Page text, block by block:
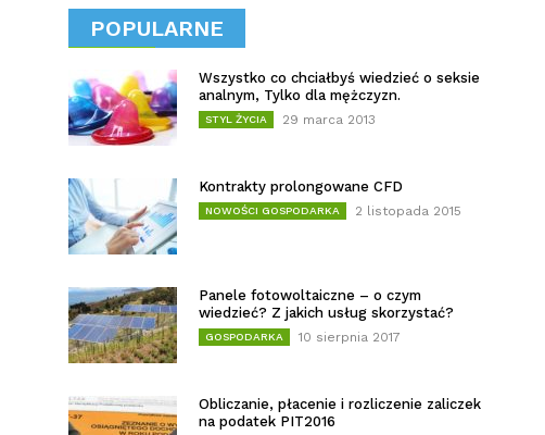
POPULARNE
Wszystko co chciałbyś wiedzieć o seksie
analnym, Tylko dla mężczyzn.
STYL ŻYCIA 29 marca 2013
Kontrakty prolongowane CFD
NOWOŚCI GOSPODARKA 2 listopada 2015
Panele fotowoltaiczne – o czym
wiedzieć? Z jakich usług skorzystać?
GOSPODARKA 10 sierpnia 2017
Obliczanie, płacenie i rozliczenie zaliczek
na podatek PIT2016